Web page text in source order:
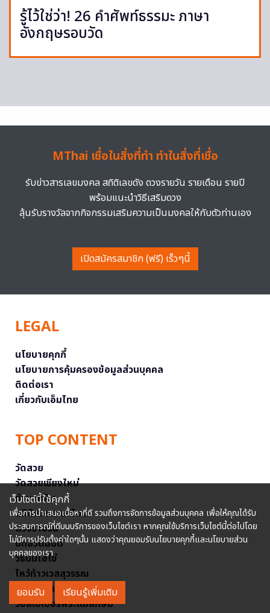
รู้ไว้ใช่ว่า! 26 คำศัพท์ธรรมะ ภาษา
อังกฤษรอบวัด
MThai เชื่อในสิ่งที่ทำ ทำในสิ่งที่เชื่อ
รับข่าวสารเลขมงคล สถิติเลขดัง ดวงรายวัน รายเดือน รายปี
พร้อมแนะนำวิธีเสริมดวง
ลุ้นรับรางวัลจากกิจกรรมเสริมความเป็นมงคลให้กับตัวท่านเอง
เปิดสมัครสมาชิก (ฟรี) เร็วๆนี้
LEGAL
นโยบายคุกกี้
นโยบายการคุ้มครองข้อมูลส่วนบุคคล
ติดต่อเรา
เกี่ยวกับเอ็มไทย
TOP CONTENT
วัดสวย
วัดสวยเชียงใหม่
ทำนายฝัน
สถิติหวยรายเดือน
ดวงรายวัน
บทสวดมนต์
วิธีบนไอ้ไข่
ไหว้ท้าวเวสสุวรรณ
วิธีไหว้วัดแขก
วอลเปเปอร์พระแม่ลักษมี
เว็บไซต์นี้ใช้คุกกี้
เพื่อการนำเสนอเนื้อหาที่ดี รวมถึงการจัดการข้อมูลส่วนบุคคล เพื่อให้คุณได้รับ
ประสบการณ์ที่ดีบนบริการของเว็บไซต์เรา หากคุณใช้บริการเว็บไซต์นี้ต่อไปโดย
ไม่มีการปรับตั้งค่าใดๆนั้น แสดงว่าคุณยอมรับนโยบายคุกกี้และนโยบายส่วน
บุคคลของเรา
ยอมรับ เรียนรู้เพิ่มเติม